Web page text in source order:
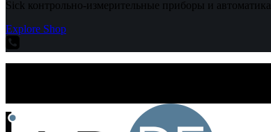
Sick контрольно-измерительные приборы и автоматика
Explore Shop